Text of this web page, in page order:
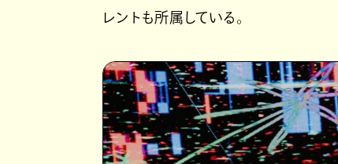
レントも所属している。